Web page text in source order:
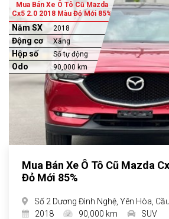
Mua Bán Xe Ô Tô Cũ Mazda
Cx5 2.0 2018 Màu Đỏ Mới 85%
Năm SX 2018
Động cơ Xăng
Hộp số Số tự động
Odo 90,000 km
Mua Bán Xe Ô Tô Cũ Mazda
Đỏ Mới 85%
Số 2 Dương Đình Nghệ, Yên Hòa,
2018
90,000 km SUV